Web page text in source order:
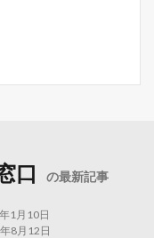
口 の最新記事
1月10日
8月12日